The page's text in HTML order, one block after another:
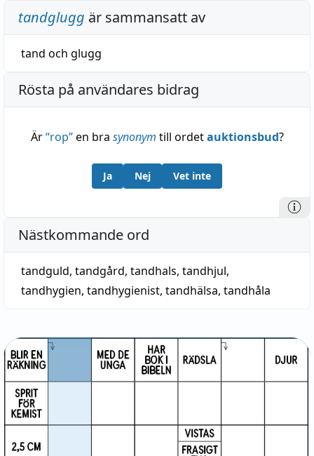
tandglugg är sammansatt av
tand och glugg
Rösta på användares bidrag
Är“rop”en bra synonym till ordetauktionsbud?
Ja Nej Vet inte
Nästkommande ord
tandguld, tandgård, tandhals, tandhjul,
tandhygien, tandhygienist, tandhälsa, tandhåla